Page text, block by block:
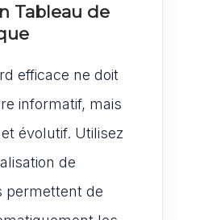
Tableau de
efficace ne doit
informatif, mais
évolutif. Utilisez
de
permettent de